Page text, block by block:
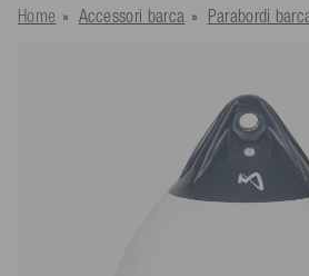
Home Accessori barca Parabordi